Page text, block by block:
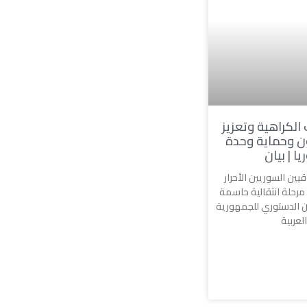
وتعزيز
وحماية وحدة
| بيان
السوريين الأحرار
انتقالية حاسمة
الدستوري للجمهورية
العربية